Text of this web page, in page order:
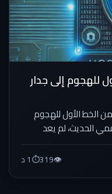
للهجوم إلى جدار
من الخط الأول للهجوم
الحديث، لم يعد
👁️
319
⏱️1 د